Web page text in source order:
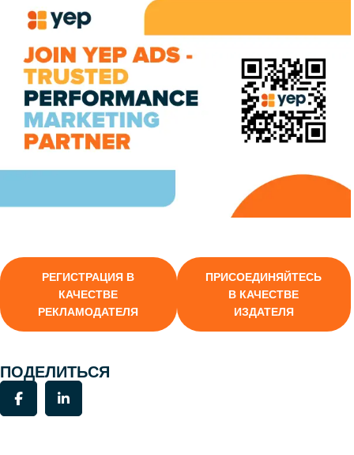
РЕГИСТРАЦИЯ В
КАЧЕСТВЕ
РЕКЛАМОДАТЕЛЯ
ПРИСОЕДИНЯЙТЕСЬ
В КАЧЕСТВЕ
ИЗДАТЕЛЯ
ПОДЕЛИТЬСЯ